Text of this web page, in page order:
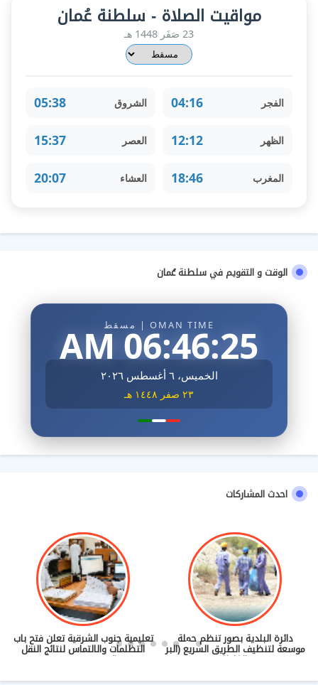
مواقيت الصلاة - سلطنة عُمان
23 صَفَر 1448 هـ
الفجر 04:16 الشروق 05:38
الظهر 12:12 العصر 15:37
المغرب 18:46 العشاء 20:07
الوقت و التقويم في سلطنة عُمان
OMAN TIME | مسقط
06:46:26 AM
الخميس، ٦ أغسطس ٢٠٢٦
٢٣ صفر ١٤٤٨ هـ
احدث المشاركات
دائرة البلدية بصور تنظم حملة
موسعة لتنظيف الطريق السريع (البر
- الغليلة)
تعليمية جنوب الشرقية تعلن فتح باب
التظلمات والالتماس لنتائج النقل
والندب (2026/2027)